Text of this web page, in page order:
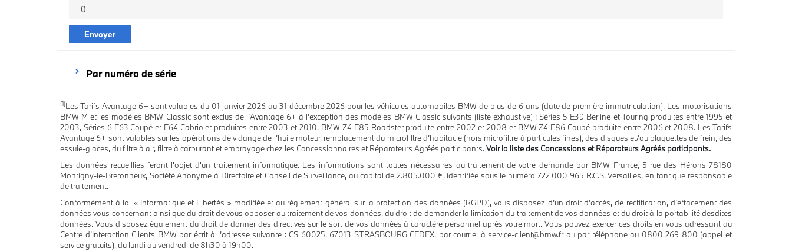
Envoyer
Par numéro de série
(1)Les Tarifs Avantage 6+ sont valables du 01 janvier 2026 au 31 décembre 2026 pour les véhicules automobiles BMW de plus de 6 ans (date de première immatriculation). Les motorisations
BMW M et les modèles BMW Classic sont exclus de l’Avantage 6+ à l’exception des modèles BMW Classic suivants (liste exhaustive) : Séries 5 E39 Berline et Touring produites entre 1995 et
2003, Séries 6 E63 Coupé et E64 Cabriolet produites entre 2003 et 2010, BMW Z4 E85 Roadster produite entre 2002 et 2008 et BMW Z4 E86 Coupé produite entre 2006 et 2008. Les Tarifs
Avantage 6+ sont valables sur les opérations de vidange de l’huile moteur, remplacement du microfiltre d’habitacle (hors microfiltre à particules fines), des disques et/ou plaquettes de frein, des
essuie-glaces, du filtre à air, filtre à carburant et embrayage chez les Concessionnaires et Réparateurs Agréés participants.Voir la liste des Concessions et Réparateurs Agréés participants.
Les données recueillies feront l'objet d'un traitement informatique. Les informations sont toutes nécessaires au traitement de votre demande par BMW France, 5 rue des Hérons 78180
Montigny-le-Bretonneux, Société Anonyme à Directoire et Conseil de Surveillance, au capital de 2.805.000 €, identifiée sous le numéro 722 000 965 R.C.S. Versailles, en tant que responsable
de traitement.
Conformément à loi « Informatique et Libertés » modifiée et au règlement général sur la protection des données (RGPD), vous disposez d’un droit d’accès, de rectification, d’effacement des
données vous concernant ainsi que du droit de vous opposer au traitement de vos données, du droit de demander la limitation du traitement de vos données et du droit à la portabilité desdites
données. Vous disposez également du droit de donner des directives sur le sort de vos données à caractère personnel après votre mort. Vous pouvez exercer ces droits en vous adressant au
Centre d’Interaction Clients BMW par écrit à l’adresse suivante : CS 60025, 67013 STRASBOURG CEDEX, par courriel à service-client@bmw.fr ou par téléphone au 0800 269 800 (appel et
service gratuits), du lundi au vendredi de 8h30 à 19h00.